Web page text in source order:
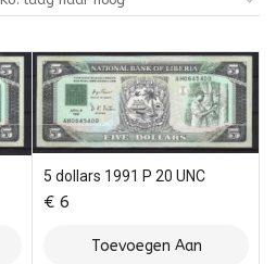
5 dollars 1991 P 20 UNC
€ 6
Toevoegen Aan